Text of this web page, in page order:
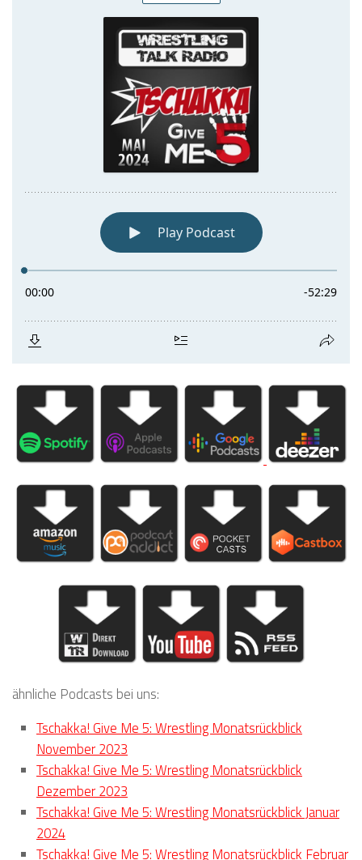
ähnliche Podcasts bei uns:
Tschakka! Give Me 5: Wrestling Monatsrückblick
November 2023
Tschakka! Give Me 5: Wrestling Monatsrückblick
Dezember 2023
Tschakka! Give Me 5: Wrestling Monatsrückblick Januar
2024
Tschakka! Give Me 5: Wrestling Monatsrückblick Februar